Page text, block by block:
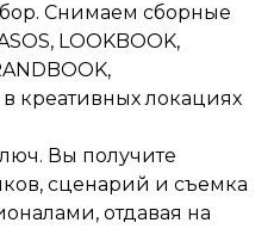
Снимаем сборные
LOOKBOOK,
креативных локациях
Вы получите
сценарий и съемка
отдавая на